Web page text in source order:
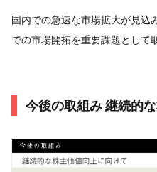
国内での急速な市場拡大が見込
での市場開拓を重要課題として
今後の取組み 継続的